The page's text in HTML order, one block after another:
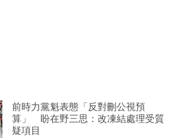
前時力黨魁表態「反對刪公視預
算」 盼在野三思：改凍結處理受質
疑項目